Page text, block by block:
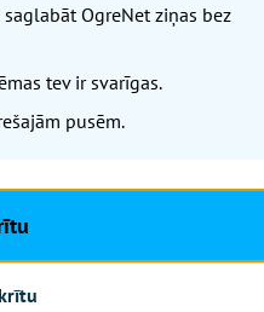
dodies
un
temperatūra Latvijas
21 grādam
OgreNet ziņas bez
tev ir svarīgas.
pusēm.